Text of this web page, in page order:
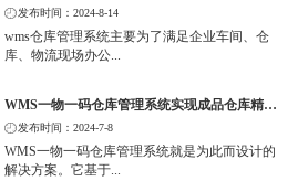
发布时间：2024-8-14
wms仓库管理系统主要为了满足企业车间、仓
库、物流现场办公...
WMS一物一码仓库管理系统实现成品仓库精细化管理
发布时间：2024-7-8
WMS一物一码仓库管理系统就是为此而设计的
解决方案。它基于...